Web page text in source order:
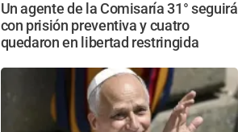
Un agente de la Comisaría 31° seguirá
con prisión preventiva y cuatro
quedaron en libertad restringida